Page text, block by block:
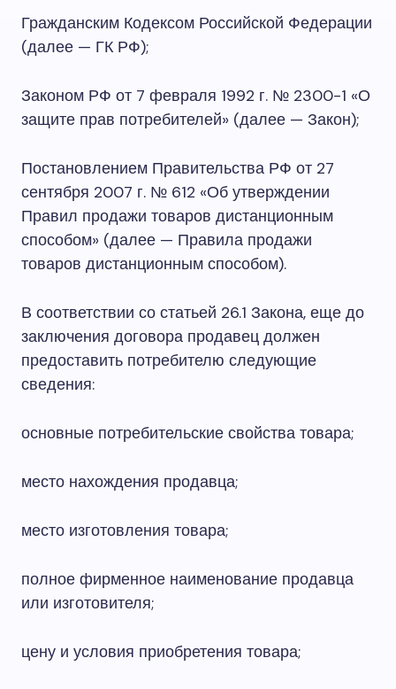
Гражданским Кодексом Российской Федерации
(далее — ГК РФ);
Законом РФ от 7 февраля 1992 г. № 2300-1 «О
защите прав потребителей» (далее — Закон);
Постановлением Правительства РФ от 27
сентября 2007 г. № 612 «Об утверждении
Правил продажи товаров дистанционным
способом» (далее — Правила продажи
товаров дистанционным способом).
В соответствии со статьей 26.1 Закона, еще до
заключения договора продавец должен
предоставить потребителю следующие
сведения:
основные потребительские свойства товара;
место нахождения продавца;
место изготовления товара;
полное фирменное наименование продавца
или изготовителя;
цену и условия приобретения товара;